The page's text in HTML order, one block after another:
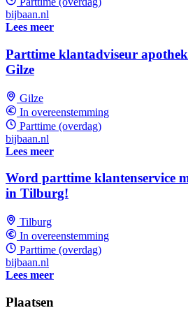
bijbaan.nl
Lees meer
Parttime klantadviseur
Gilze
Gilze
In overeenstemming
Parttime (overdag)
bijbaan.nl
Lees meer
Word parttime klantenservice
in Tilburg!
Tilburg
In overeenstemming
Parttime (overdag)
bijbaan.nl
Lees meer
Plaatsen